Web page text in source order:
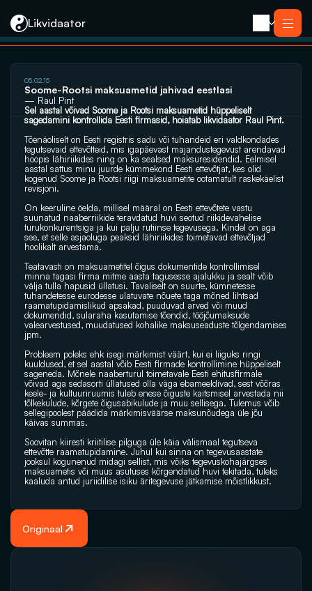
Likvidaator
Teenused
Likvideerimine koos müügiga
Likvideerimine
Saneerimine
Pankrotimenetlus
E-residendi ettevõtte sulgemine
Kontakt
05.02.15
Soome-Rootsi maksuametid jahivad eestlasi
— Raul Pint
Sel aastal võivad Soome ja Rootsi maksuametid hüppeliselt
sagedamini kontrollida Eesti firmasid, hoiatab likvidaator Raul Pint.
Tõenäoliselt on Eesti registris sadu või tuhandeid eri valdkondades
tegutsevaid ettevõtteid, mis igapäevast majandustegevust arendavad
hoopis lähiriikides ning on ka sealsed maksuresidendid. Eelmisel
aastal sattus minu juurde kümmekond Eesti ettevõtjat, kes olid
kogenud Soome ja Rootsi riigi maksuametite ootamatult raskekäelist
revisjoni.
On keeruline öelda, millisel määral on Eesti ettevõtete vastu
suunatud naaberriikide teravdatud huvi seotud riikidevahelise
turukonkurentsiga ja kui palju rutiinse tegevusega. Kindel on aga
see, et selle asjaoluga peaksid lähiriikides toimetavad ettevõtjad
hoolikalt arvestama.
Teatavasti on maksuametitel õigus dokumentide kontrollimisel
minna tagasi firma mitme aasta tagusesse ajalukku ja sealt võib
välja tulla hapusid üllatusi. Tavaliselt on suurte, kümnetesse
tuhandetesse eurodesse ulatuvate nõuete taga mõned lihtsad
raamatupidamislikud apsakad, puuduvad arved või muud
dokumendid, sularaha kasutamise tõendid, tööjõumaksude
valearvestused, muudatused kohalike maksuseaduste tõlgendamises
jpm.
Probleem poleks ehk isegi märkimist väärt, kui ei liiguks ringi
kuuldused, et sel aastal võib Eesti firmade kontrollimine hüppeliselt
sageneda. Mõnele naaberturul toimetavale Eesti ehitusfirmale
võivad aga sedasorti üllatused olla väga ebameeldivad, sest võõras
keele- ja kultuuriruumis tuleb enese õiguste kaitsmisel arvestada nii
tõlkekulude, kõrgete õigusabikulude ja muu sellisega. Tulemus võib
sellegipoolest päädida märkimisväärse maksunõudega üle jõu
käivas summas.
Soovitan kiiresti kriitilise pilguga üle käia välismaal tegutseva
ettevõtte raamatupidamine. Juhul kui sinna on tegevusaastate
jooksul kogunenud midagi sellist, mis võiks tegevuskohajärgses
maksuametis või muus asutuses kõrgendatud huvi tekitada, tuleks
kaaluda antud juriidilise isiku äritegevuse jätkamise mõistlikkust.
Originaal